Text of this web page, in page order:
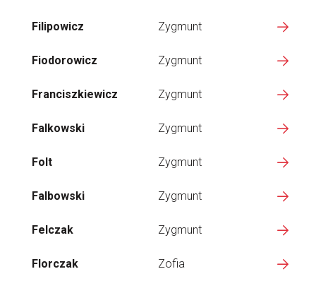
Filipowicz Zygmunt
Fiodorowicz Zygmunt
Franciszkiewicz Zygmunt
Falkowski Zygmunt
Folt Zygmunt
Falbowski Zygmunt
Felczak Zygmunt
Florczak Zofia